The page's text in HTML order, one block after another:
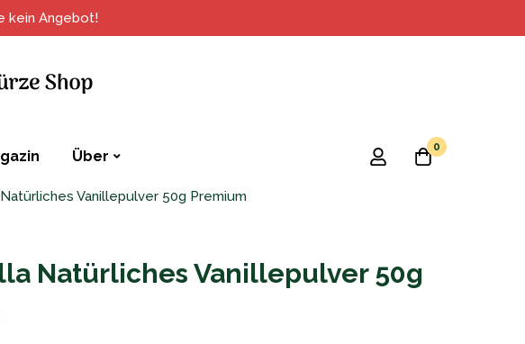
kein Angebot!
Über
0
Vanillepulver 50g Premium
Natürliches Vanillepulver 50g